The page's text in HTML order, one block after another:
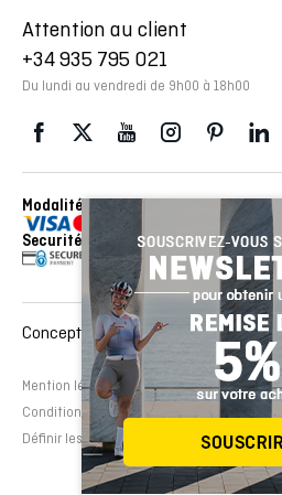
Attention au client
+34 935 795 021
Du lundi au vendredi de 9h00 à 18h00
Modalités de paiement
Securité
Mention légale Politique de cookies
Conditions de contrat
Définir les cookies
Conception et développement Web :